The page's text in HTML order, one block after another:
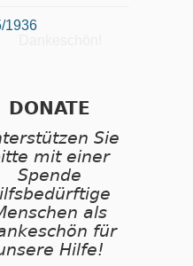
1936
DONATE
Sie
mit einer
Spende
als
für
Hilfe!